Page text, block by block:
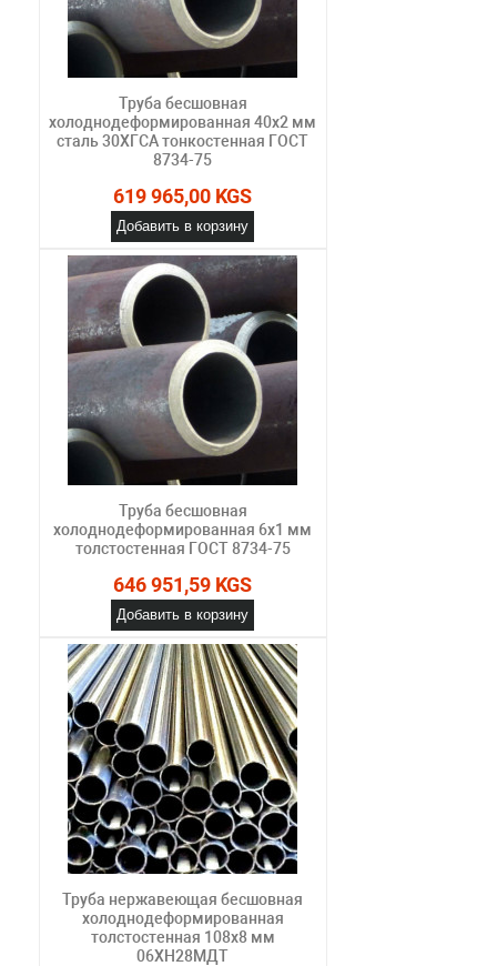
Труба бесшовная
холоднодеформированная 40х2 мм
сталь 30ХГСА тонкостенная ГОСТ
8734-75
619 965,00 KGS
Добавить в корзину
Труба бесшовная
холоднодеформированная 6х1 мм
толстостенная ГОСТ 8734-75
646 951,59 KGS
Добавить в корзину
Труба нержавеющая бесшовная
холоднодеформированная
толстостенная 108х8 мм
06ХН28МДТ